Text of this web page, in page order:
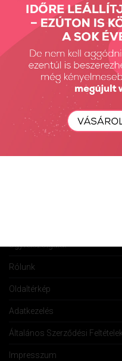
Fiók Karbantartás
Fiókom
Fiók törlése
Kívánságlista
Ügyfélszolgálat
Rólunk
Oldaltérkép
Adatkezelés
Általános Szerződési Feltételek
Impresszum